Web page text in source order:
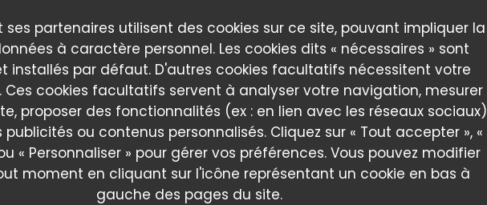
ses partenaires utilisent des cookies sur ce site, pouvant impliquer la
à caractère personnel. Les cookies dits « nécessaires » sont
installés par défaut. D'autres cookies facultatifs nécessitent votre
cookies facultatifs servent à analyser votre navigation, mesurer
proposer des fonctionnalités (ex : en lien avec les réseaux sociaux)
ou contenus personnalisés. Cliquez sur « Tout accepter », «
« Personnaliser » pour gérer vos préférences. Vous pouvez modifier
moment en cliquant sur l'icône représentant un cookie en bas à
gauche des pages du site.
bonne ambiance
Service 4/5 Ambiance: 4/5 Cuisine: 4/5 Qualité / Prix: 4/5
Service:5/5 Ambiance:5/5 Cuisine:5